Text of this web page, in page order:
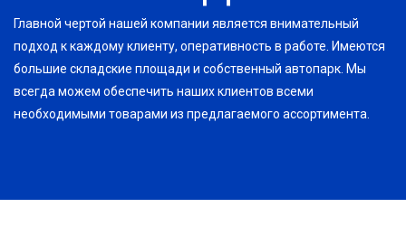
Главной чертой нашей компании является внимательный
подход к каждому клиенту, оперативность в работе. Имеются
большие складские площади и собственный автопарк. Мы
всегда можем обеспечить наших клиентов всеми
необходимыми товарами из предлагаемого ассортимента.